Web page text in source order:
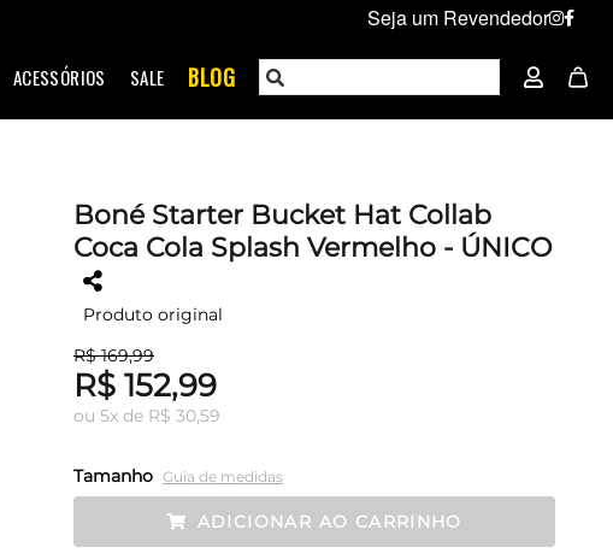
Seja um Revendedor
ACESSÓRIOS SALE BLOG
Boné Starter Bucket Hat Collab
Coca Cola Splash Vermelho - ÚNICO
Produto original
R$ 169,99
R$ 152,99
ou 5x de R$ 30,59
Tamanho Guia de medidas
ADICIONAR AO CARRINHO